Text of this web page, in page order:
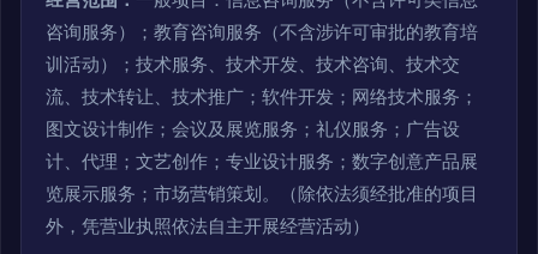
咨询服务）；教育咨询服务（不含涉许可审批的教育培
训活动）；技术服务、技术开发、技术咨询、技术交
流、技术转让、技术推广；软件开发；网络技术服务；
图文设计制作；会议及展览服务；礼仪服务；广告设
计、代理；文艺创作；专业设计服务；数字创意产品展
览展示服务；市场营销策划。（除依法须经批准的项目
外，凭营业执照依法自主开展经营活动）